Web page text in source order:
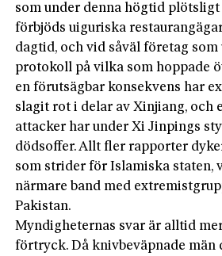
som under denna högtid plötsligt
förbjöds uiguriska
dagtid, och vid såväl företag
protokoll på vilka som hoppade
en förutsägbar konsekvens har
slagit rot i delar av Xinjiang, och
attacker har under Xi Jinpings
dödsoffer. Allt fler rapporter
som strider för Islamiska staten,
närmare band med
Pakistan.
Myndigheternas svar är alltid
förtryck. Då knivbeväpnade män